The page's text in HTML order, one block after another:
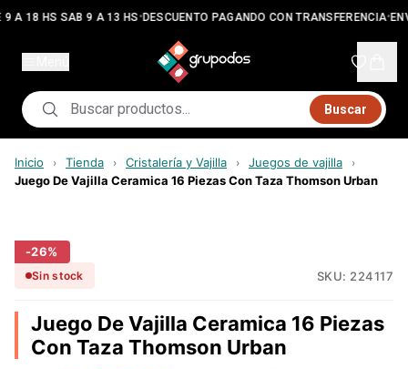
9 A 18 HS SAB 9 A 13 HS•DESCUENTO PAGANDO CON TRANSFERENCIA•
Buscar
Inicio › Tienda › Cristalería y Vajilla › Juegos de vajilla ›
Juego De Vajilla Ceramica 16 Piezas Con Taza Thomson Urban
-26%
Sin stock SKU: 224117
Juego De Vajilla Ceramica 16 Piezas
Con Taza Thomson Urban